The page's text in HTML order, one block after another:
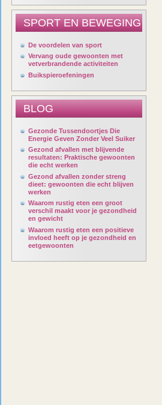
SPORT EN BEWEGING
De voordelen van sport
Vervang oude gewoonten met
vetverbrandende activiteiten
Buikspieroefeningen
BLOG
Gezonde Tussendoortjes Die
Energie Geven Zonder Veel Suiker
Gezond afvallen met blijvende
resultaten: Praktische gewoonten
die echt werken
Gezond afvallen zonder streng
dieet: gewoonten die echt blijven
werken
Waarom rustig eten een groot
verschil maakt voor je gezondheid
en gewicht
Waarom rustig eten een positieve
invloed heeft op je gezondheid en
eetgewoonten